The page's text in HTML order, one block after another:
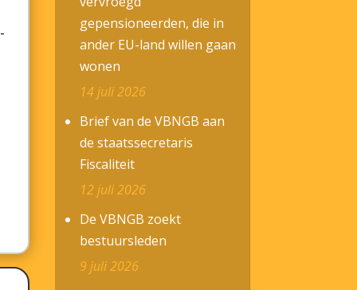
gepensioneerden, die in
ander EU-land willen gaan
wonen
14 juli 2026
Brief van de VBNGB aan
de staatssecretaris
Fiscaliteit
12 juli 2026
De VBNGB zoekt
bestuursleden
9 juli 2026